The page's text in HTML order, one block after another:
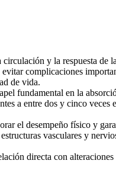
y la respuesta de
complicaciones
de vida.
fundamental en la
a entre dos y cinco
el desempeño físico y
vasculares y
directa con